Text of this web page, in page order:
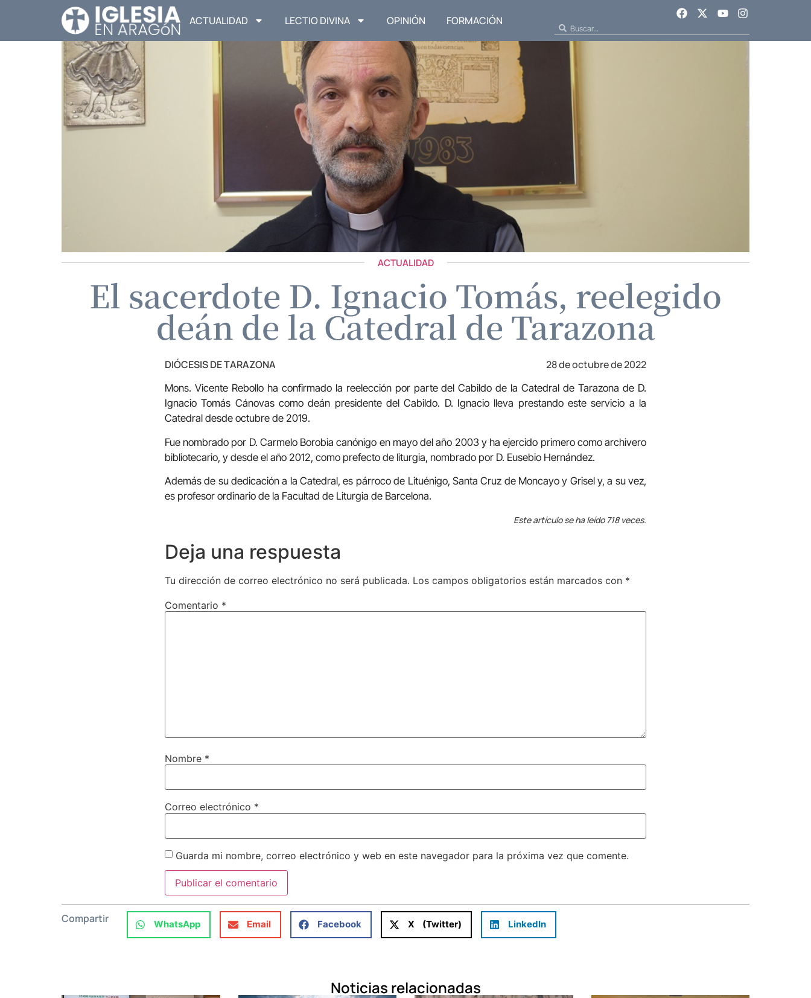
ACTUALIDAD LECTIO DIVINA OPINIÓN FORMACIÓN
ACTUALIDAD
El sacerdote D. Ignacio Tomás, reelegido
deán de la Catedral de Tarazona
DIÓCESIS DE TARAZONA 28 de octubre de 2022
Mons. Vicente Rebollo ha confirmado la reelección por parte del Cabildo de la Catedral de Tarazona de D.
Ignacio Tomás Cánovas como deán presidente del Cabildo. D. Ignacio lleva prestando este servicio a la
Catedral desde octubre de 2019.
Fue nombrado por D. Carmelo Borobia canónigo en mayo del año 2003 y ha ejercido primero como archivero
bibliotecario, y desde el año 2012, como prefecto de liturgia, nombrado por D. Eusebio Hernández.
Además de su dedicación a la Catedral, es párroco de Lituénigo, Santa Cruz de Moncayo y Grisel y, a su vez,
es profesor ordinario de la Facultad de Liturgia de Barcelona.
Este artículo se ha leído 718 veces.
Deja una respuesta
Tu dirección de correo electrónico no será publicada. Los campos obligatorios están marcados con *
Comentario *
Nombre *
Correo electrónico *
Guarda mi nombre, correo electrónico y web en este navegador para la próxima vez que comente.
Compartir WhatsApp Email Facebook X (Twitter) LinkedIn
Noticias relacionadas